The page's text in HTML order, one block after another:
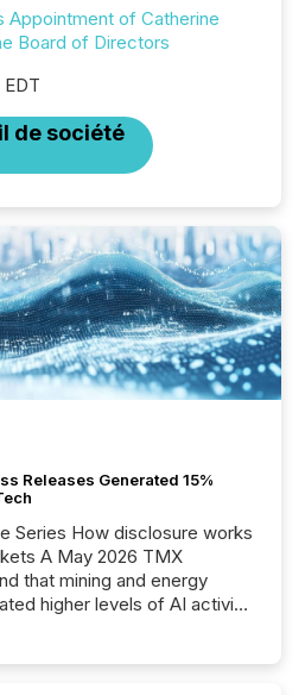
Appointment of Catherine
Board of Directors
de société
Releases Generated 15%
Series How disclosure works
A May 2026 TMX
that mining and energy
higher levels of AI activity